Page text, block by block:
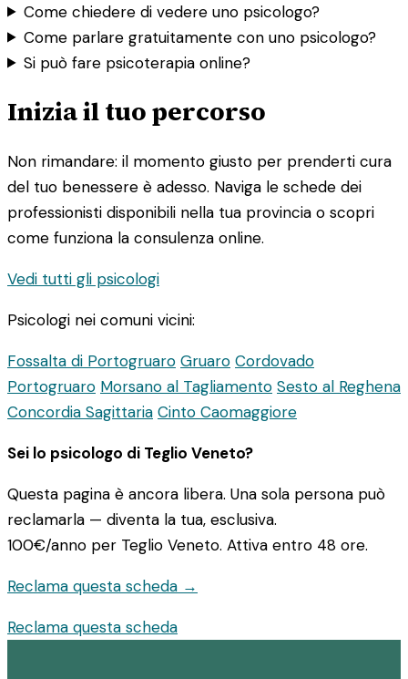
Come chiedere di vedere uno psicologo?
Come parlare gratuitamente con uno psicologo?
Si può fare psicoterapia online?
Inizia il tuo percorso
Non rimandare: il momento giusto per prenderti cura
del tuo benessere è adesso. Naviga le schede dei
professionisti disponibili nella tua provincia o scopri
come funziona la consulenza online.
Vedi tutti gli psicologi
Psicologi nei comuni vicini:
Fossalta di Portogruaro Gruaro Cordovado
Portogruaro Morsano al Tagliamento Sesto al Reghena
Concordia Sagittaria Cinto Caomaggiore
Sei lo psicologo di Teglio Veneto?
Questa pagina è ancora libera. Una sola persona può
reclamarla — diventa la tua, esclusiva.
100€/anno per Teglio Veneto. Attiva entro 48 ore.
Reclama questa scheda →
Reclama questa scheda